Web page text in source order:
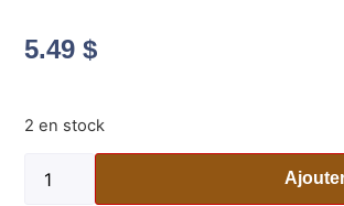
5.49 $
2 en stock